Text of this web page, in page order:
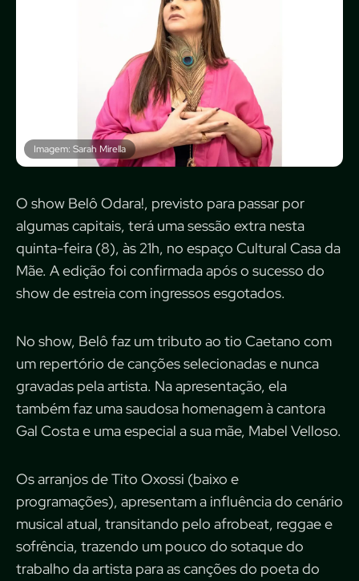
Imagem: Sarah Mirella
O show Belô Odara!, previsto para passar por
algumas capitais, terá uma sessão extra nesta
quinta-feira (8), às 21h, no espaço Cultural Casa da
Mãe. A edição foi confirmada após o sucesso do
show de estreia com ingressos esgotados.
No show, Belô faz um tributo ao tio Caetano com
um repertório de canções selecionadas e nunca
gravadas pela artista. Na apresentação, ela
também faz uma saudosa homenagem à cantora
Gal Costa e uma especial a sua mãe, Mabel Velloso.
Os arranjos de Tito Oxossi (baixo e
programações), apresentam a influência do cenário
musical atual, transitando pelo afrobeat, reggae e
sofrência, trazendo um pouco do sotaque do
trabalho da artista para as canções do poeta do